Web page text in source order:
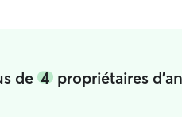
de 4propriétaires